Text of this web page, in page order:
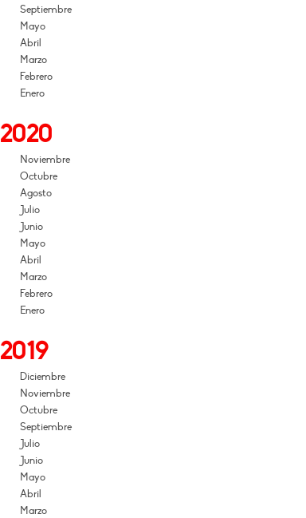
Septiembre
Mayo
Abril
Marzo
Febrero
Enero
2020
Noviembre
Octubre
Agosto
Julio
Junio
Mayo
Abril
Marzo
Febrero
Enero
2019
Diciembre
Noviembre
Octubre
Septiembre
Julio
Junio
Mayo
Abril
Marzo